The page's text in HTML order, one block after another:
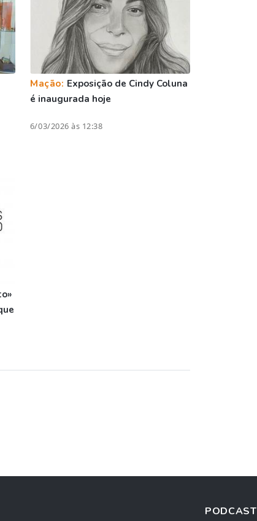
Mação: Exposição de Cindy Coluna
é inaugurada hoje
6/03/2026 às 12:38
PODCAST